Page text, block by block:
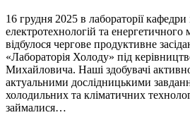
16 грудня 2025 в лабораторії кафедри
електротехнологій та
відбулося чергове продуктивне
«Лабораторія Холоду» під
Михайловича. Наші здобувачі
актуальними дослідницькими
холодильних та кліматичних
займалися…